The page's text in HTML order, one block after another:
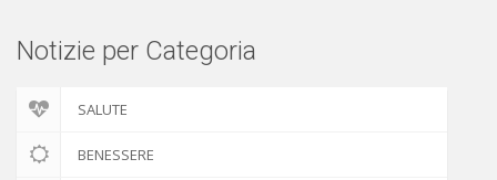
IL PROGETTO
Notizie per Categoria
SALUTE
BENESSERE